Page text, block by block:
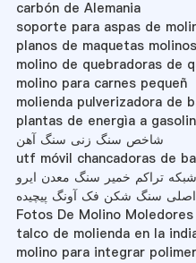
carbón de Alemania
soporte para aspas de
planos de maquetas
molino de quebradoras de
molino para carnes pequeñ
molienda pulverizadora de
plantas de energìa a
شاخص سنگ زنی سنگ آهن
utf móvil chancadoras de
شبکه تراکم خمیر سنگ معدن ایرو
سنگ شکن فک آونگ پیچیده
Fotos De Molino Moledores
talco de molienda en la
molino para integrar